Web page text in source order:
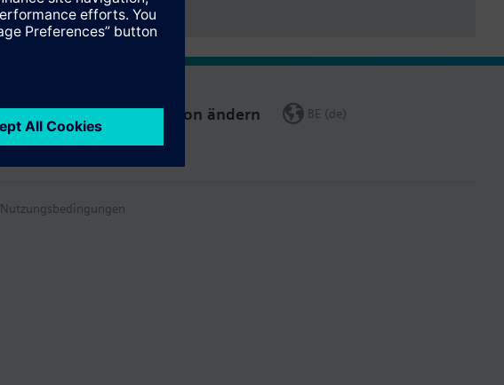
Region ändern BE (de)
Nutzungsbedingungen